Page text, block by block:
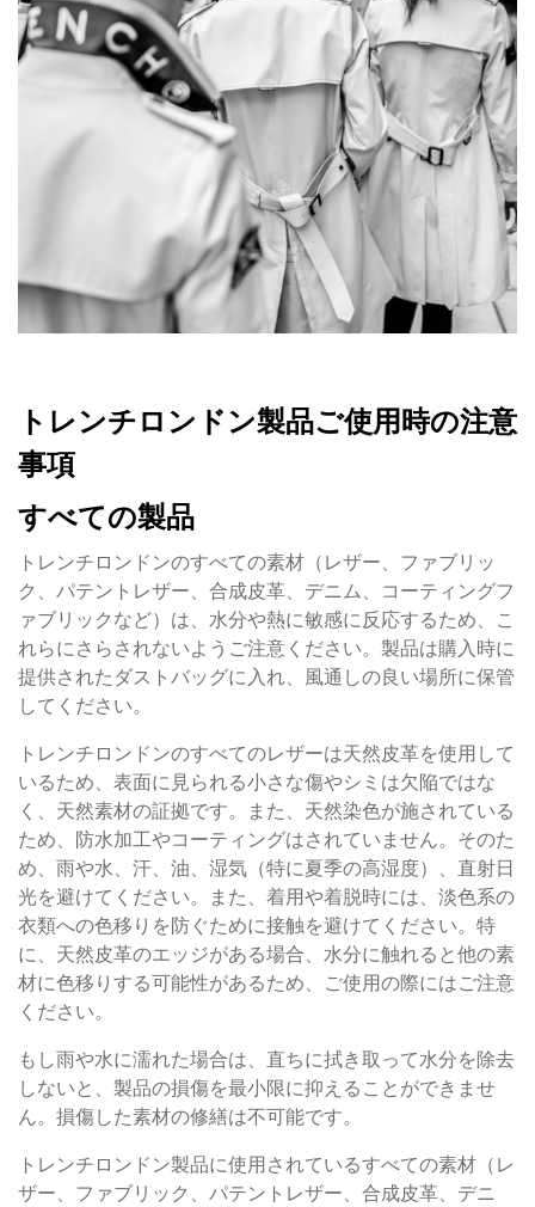
トレンチロンドン製品ご使用時の注意
事項
すべての製品
トレンチロンドンのすべての素材（レザー、ファブリッ
ク、パテントレザー、合成皮革、デニム、コーティングフ
ァブリックなど）は、水分や熱に敏感に反応するため、こ
れらにさらされないようご注意ください。製品は購入時に
提供されたダストバッグに入れ、風通しの良い場所に保管
してください。
トレンチロンドンのすべてのレザーは天然皮革を使用して
いるため、表面に見られる小さな傷やシミは欠陥ではな
く、天然素材の証拠です。また、天然染色が施されている
ため、防水加工やコーティングはされていません。そのた
め、雨や水、汗、油、湿気（特に夏季の高湿度）、直射日
光を避けてください。また、着用や着脱時には、淡色系の
衣類への色移りを防ぐために接触を避けてください。特
に、天然皮革のエッジがある場合、水分に触れると他の素
材に色移りする可能性があるため、ご使用の際にはご注意
ください。
もし雨や水に濡れた場合は、直ちに拭き取って水分を除去
しないと、製品の損傷を最小限に抑えることができませ
ん。損傷した素材の修繕は不可能です。
トレンチロンドン製品に使用されているすべての素材（レ
ザー、ファブリック、パテントレザー、合成皮革、デニ